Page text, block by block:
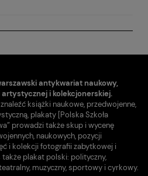
antykwariat naukowy,
i kolekcjonerskiej.
książki naukowe, przedwojenne,
plakaty [Polska Szkoła
prowadzi także skup i wycenę
naukowych, pozycji
i kolekcji fotografii zabytkowej i
plakat polski: polityczny,
muzyczny, sportowy i cyrkowy.